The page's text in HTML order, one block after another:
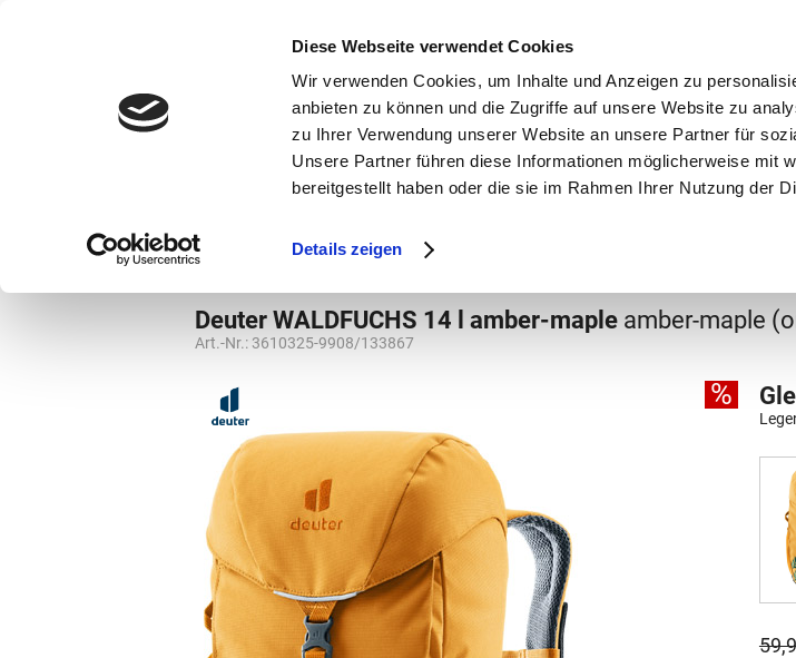
Diese Webseite verwendet Cookies
Wir verwenden Cookies, um Inhalte und Anzeigen zu
anbieten zu können und die Zugriffe auf unsere Website zu
zu Ihrer Verwendung unserer Website an unsere Partner für
Unsere Partner führen diese Informationen möglicherweise mit
bereitgestellt haben oder die sie im Rahmen Ihrer Nutzung der
Details zeigen
bestellen und ausdrucken
3 x täglich an Werktagen!
Deuter WALDFUCHS 14 l amber-maple amber-maple
Art.-Nr.: 3610325-9908/133867
%